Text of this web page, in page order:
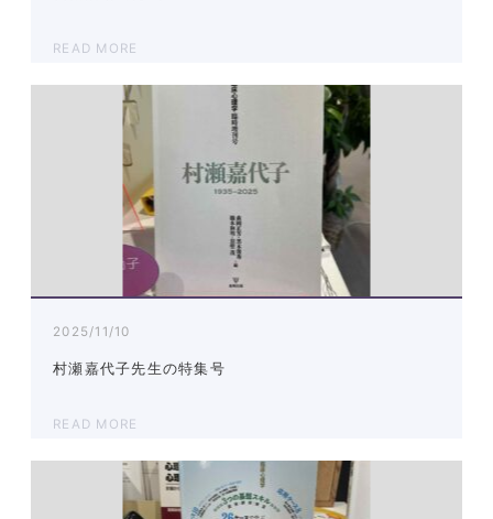
READ MORE
2025/11/10
村瀬嘉代子先生の特集号
READ MORE